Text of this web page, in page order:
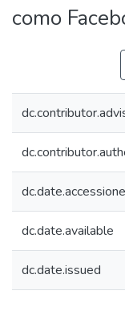
como
dc.date.available
dc.date.issued